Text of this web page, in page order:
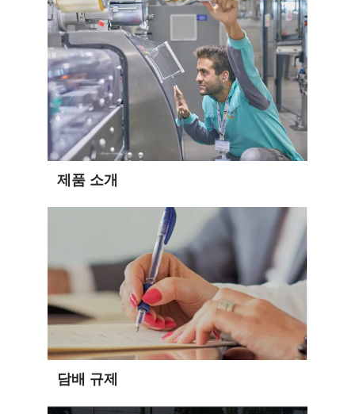
제품 소개
담배 규제